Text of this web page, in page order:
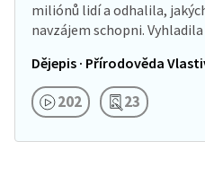
miliónů lidí a odhalila,
navzájem schopni.
Dějepis · Přírodověda
202 23